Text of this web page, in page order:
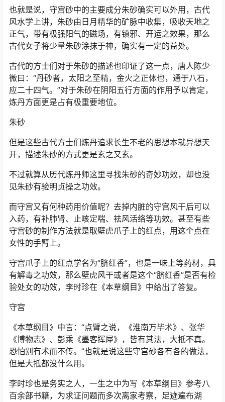
也就是说，守宫砂中的主要成分朱砂确实可以外用，古代
风水学上讲，朱砂由日月精华的矿脉中收集，吸收天地之
正气，带有极强阳气的磁场，有镇邪、开运之效果，那么
古代女子将少量朱砂涂抹于神，确实有一定的益处。
古代的方士们对于朱砂的描述也印证了这一点，唐人陈少
微曰：“丹砂者，太阳之至精，金火之正体也，通于八石，
应二十四气。”对于朱砂在阴阳五行方面的作用予以肯定，
炼丹方面更是占有极重要地位。
朱砂
但是这些古代方士们炼丹追求长生不老的思想本就异想天
开，描述朱砂的方式更是玄之又玄。
不过就算从历代炼丹师这里寻找朱砂的奇妙功效，却也没
见朱砂有验明贞操之功效。
而守宫又有何种药用价值呢？去掉内脏的守宫风干后可以
入药，有补肺肾、止咳定喘、祛风活络等功效。甚至有些
守宫砂的制作方法就是取壁虎爪子上的红点，用这个点在
女性的手臂上。
守宫爪子上的红点学名为“脐红香”，也是一味上等药材，具
有解毒之功效，那么壁虎风干或者是这个“脐红香”是否有检
验处女的功效，李时珍在《本草纲目》中给出了答复。
守宫
《本草纲目》中言：“点臂之说，《淮南万毕术》、张华
《博物志》、彭乘《墨客挥犀》，皆有其法，大抵不真。
恐怕别有术而不传。”也就是说这些守宫砂各有各的做法，
但是大抵都没什么用。
李时珍也是务实之人，一生之中为写《本草纲目》参考八
百余部书籍，为求证问题而多次离家考察，足迹遍布湖